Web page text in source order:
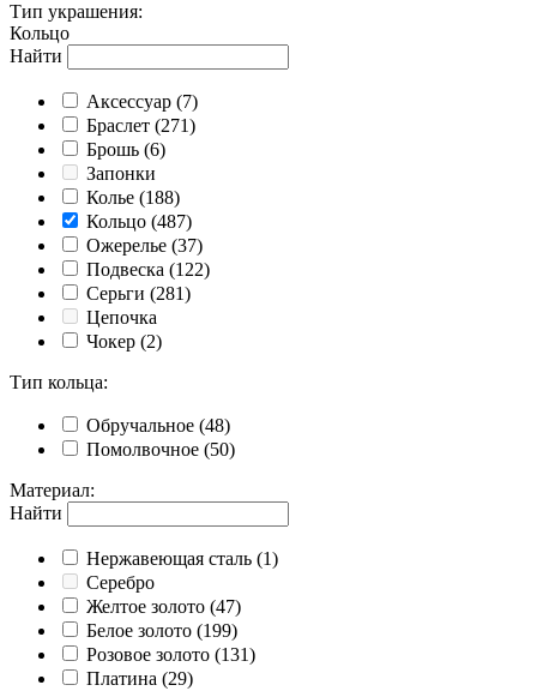
Тип украшения:
Кольцо
Найти
Аксессуар (7)
Браслет (271)
Брошь (6)
Запонки
Колье (188)
Кольцо (487)
Ожерелье (37)
Подвеска (122)
Серьги (281)
Цепочка
Чокер (2)
Тип кольца:
Обручальное (48)
Помолвочное (50)
Материал:
Найти
Нержавеющая сталь (1)
Серебро
Желтое золото (47)
Белое золото (199)
Розовое золото (131)
Платина (29)